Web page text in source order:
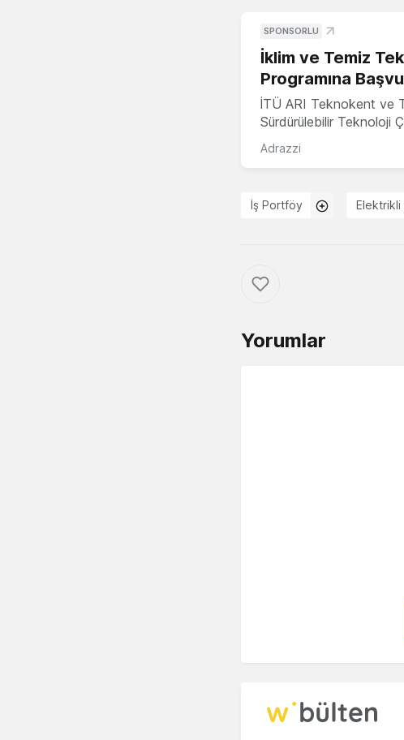
SPONSORLU
İklim ve Temiz
Programına
İTÜ ARI Teknokent ve
Sürdürülebilir Teknoloji
Adrazzi
İş Portföy Elektrikli
Yorumlar